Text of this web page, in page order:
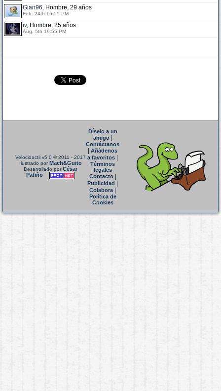
Gian96, Hombre, 29 años
Feb. 24th 16:55 PM
iv, Hombre, 25 años
Aug. 5th 19:55 PM
Velocidactil v5.0 © 2011 - 2017
Ilustrado porMach&Guito
Desarrollado porCésar
Patiño
Díselo a un
amigo|
Contáctanos
Añádenos
a favoritos
Términos
legales
Contacto|
Publicidad
Colabora|
Política de
Cookies